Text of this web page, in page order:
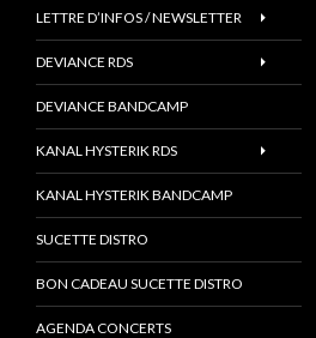
LETTRE D’INFOS / NEWSLETTER
DEVIANCE RDS
DEVIANCE BANDCAMP
KANAL HYSTERIK RDS
KANAL HYSTERIK BANDCAMP
SUCETTE DISTRO
BON CADEAU SUCETTE DISTRO
AGENDA CONCERTS